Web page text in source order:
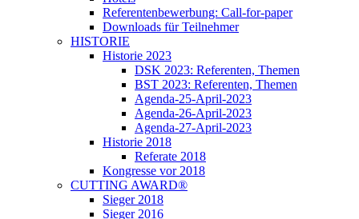
Referentenbewerbung: Call-for-paper
Downloads für Teilnehmer
HISTORIE
Historie 2023
DSK 2023: Referenten, Themen
BST 2023: Referenten, Themen
Agenda-25-April-2023
Agenda-26-April-2023
Agenda-27-April-2023
Historie 2018
Referate 2018
Kongresse vor 2018
CUTTING AWARD®
Sieger 2018
Sieger 2016